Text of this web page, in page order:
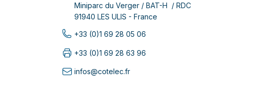
Miniparc du Verger / BAT-H / RDC
91940 LES ULIS - France
+33 (0)1 69 28 05 06
+33 (0)1 69 28 63 96
infos@cotelec.fr